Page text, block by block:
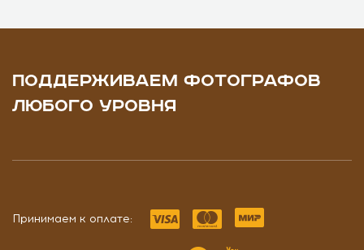
ПОДДЕРЖИВАЕМ ФОТОГРАФОВ
ЛЮБОГО УРОВНЯ
Принимаем к оплате: